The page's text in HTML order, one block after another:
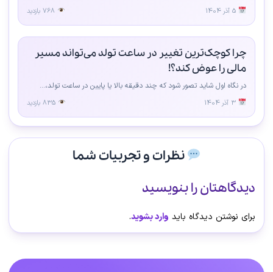
چرا کوچک‌ترین تغییر در ساعت تولد می‌تواند مسیر
مالی را عوض کند؟!
در نگاه اول شاید تصور شود که چند دقیقه بالا یا پایین در ساعت تولد،...
نظرات و تجربیات شما
دیدگاهتان را بنویسید
برای نوشتن دیدگاه باید وارد بشوید.